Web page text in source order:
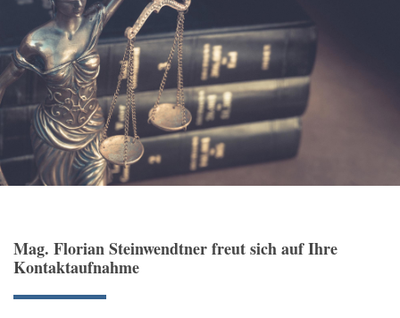
Mag. Florian Steinwendtner freut sich auf Ihre
Kontaktaufnahme